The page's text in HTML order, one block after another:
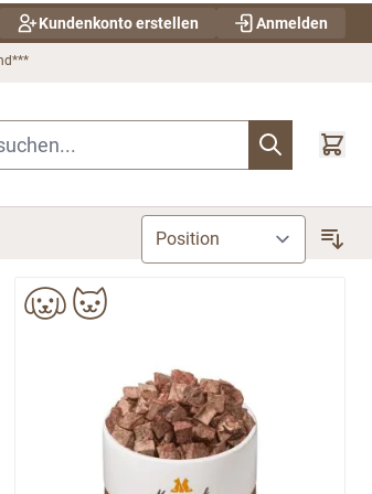
Kundenkonto erstellen Anmelden